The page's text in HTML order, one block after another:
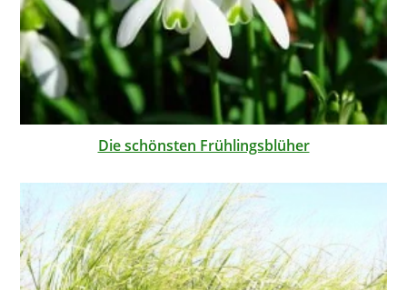
Die schönsten Frühlingsblüher